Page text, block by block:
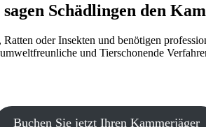
Schädlingen den
oder Insekten und benötigen
umweltfreunliche und Tierschonende
Buchen Sie jetzt Ihren Kammerjäger